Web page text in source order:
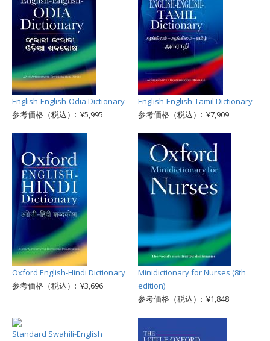
English-English-Odia Dictionary
参考価格（税込）: ¥5,995
English-English-Tamil Dictionary
参考価格（税込）: ¥7,909
Oxford English-Hindi Dictionary
参考価格（税込）: ¥3,696
Minidictionary for Nurses (8th
edition)
参考価格（税込）: ¥1,848
Standard Swahili-English